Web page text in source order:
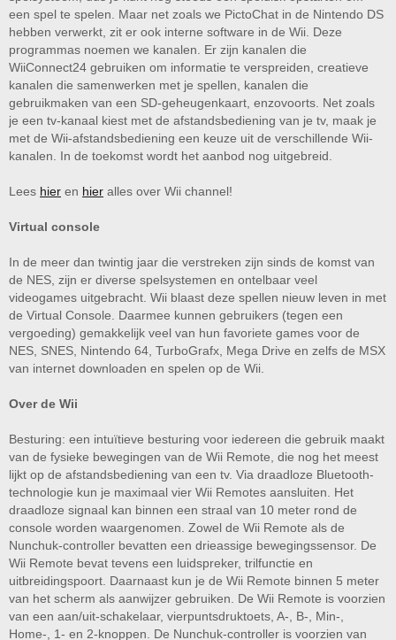
een spel te spelen. Maar net zoals we PictoChat in de Nintendo DS
hebben verwerkt, zit er ook interne software in de Wii. Deze
programmas noemen we kanalen. Er zijn kanalen die
WiiConnect24 gebruiken om informatie te verspreiden, creatieve
kanalen die samenwerken met je spellen, kanalen die
gebruikmaken van een SD-geheugenkaart, enzovoorts. Net zoals
je een tv-kanaal kiest met de afstandsbediening van je tv, maak je
met de Wii-afstandsbediening een keuze uit de verschillende Wii-
kanalen. In de toekomst wordt het aanbod nog uitgebreid.
Lees hier en hier alles over Wii channel!
Virtual console
In de meer dan twintig jaar die verstreken zijn sinds de komst van
de NES, zijn er diverse spelsystemen en ontelbaar veel
videogames uitgebracht. Wii blaast deze spellen nieuw leven in met
de Virtual Console. Daarmee kunnen gebruikers (tegen een
vergoeding) gemakkelijk veel van hun favoriete games voor de
NES, SNES, Nintendo 64, TurboGrafx, Mega Drive en zelfs de MSX
van internet downloaden en spelen op de Wii.
Over de Wii
Besturing: een intuïtieve besturing voor iedereen die gebruik maakt
van de fysieke bewegingen van de Wii Remote, die nog het meest
lijkt op de afstandsbediening van een tv. Via draadloze Bluetooth-
technologie kun je maximaal vier Wii Remotes aansluiten. Het
draadloze signaal kan binnen een straal van 10 meter rond de
console worden waargenomen. Zowel de Wii Remote als de
Nunchuk-controller bevatten een drieassige bewegingssensor. De
Wii Remote bevat tevens een luidspreker, trilfunctie en
uitbreidingspoort. Daarnaast kun je de Wii Remote binnen 5 meter
van het scherm als aanwijzer gebruiken. De Wii Remote is voorzien
van een aan/uit-schakelaar, vierpuntsdruktoets, A-, B-, Min-,
Home-, 1- en 2-knoppen. De Nunchuk-controller is voorzien van